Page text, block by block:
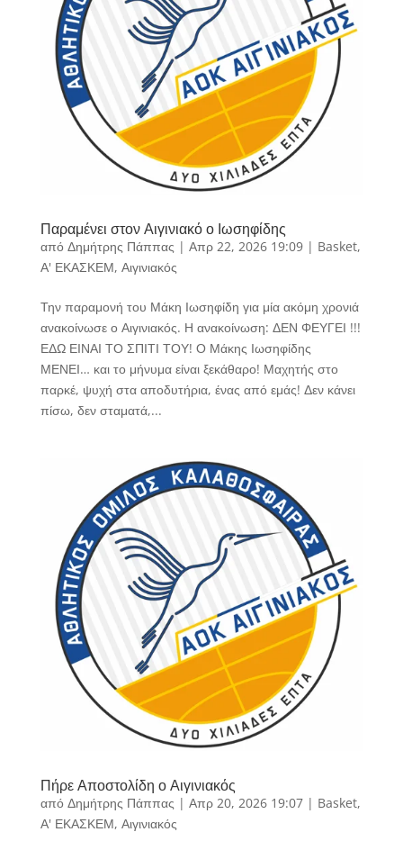
Παραμένει στον Αιγινιακό ο Ιωσηφίδης
από Δημήτρης Πάππας | Απρ 22, 2026 19:09| Basket,
Α' ΕΚΑΣΚΕΜ, Αιγινιακός
Την παραμονή του Μάκη Ιωσηφίδη για μία ακόμη χρονιά
ανακοίνωσε ο Αιγινιακός. Η ανακοίνωση: ΔΕΝ ΦΕΥΓΕΙ !!!
ΕΔΩ ΕΙΝΑΙ ΤΟ ΣΠΙΤΙ ΤΟΥ! Ο Μάκης Ιωσηφίδης
ΜΕΝΕΙ… και το μήνυμα είναι ξεκάθαρο! Μαχητής στο
παρκέ, ψυχή στα αποδυτήρια, ένας από εμάς! Δεν κάνει
πίσω, δεν σταματά,...
Πήρε Αποστολίδη ο Αιγινιακός
από Δημήτρης Πάππας | Απρ 20, 2026 19:07| Basket,
Α' ΕΚΑΣΚΕΜ, Αιγινιακός